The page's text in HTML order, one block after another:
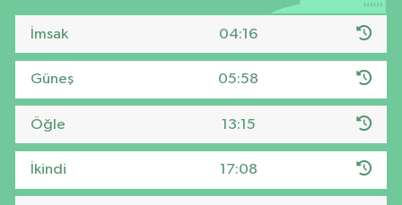
İmsak 04:16
Güneş 05:58
Öğle 13:15
İkindi 17:08